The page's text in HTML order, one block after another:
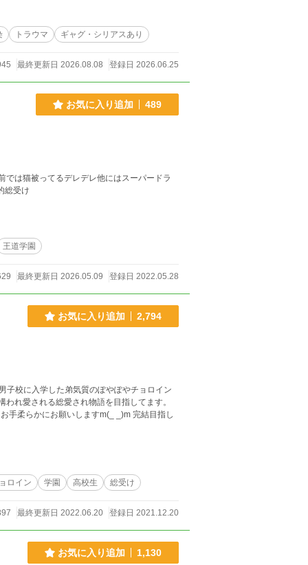
トラウマ ギャグ・シリアスあり
最終更新日 2026.08.08 登録日 2026.06.25
お気に入り追加 489
は猫被ってるデレデレ他にはスーパードラ
総受け
王道学園
最終更新日 2026.05.09 登録日 2022.05.28
お気に入り追加 2,794
れ愛される総愛され物語を目指してます。
ロイン 学園 高校生 総受け
最終更新日 2022.06.20 登録日 2021.12.20
お気に入り追加 1,130